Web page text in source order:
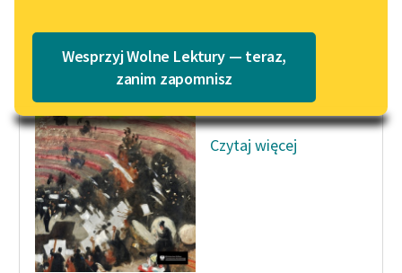
Lektury szkolne i klasyka
literatury do słuchania dla
uczennic i uczniów z
niepełnosprawnościami
E-kolekcja lektur
szkolnych i literatury do
słuchania dla uczennic i
uczniów z
niepełnosprawnościami
Katalog w formacie PDF
Wesprzyj Wolne Lektury — teraz,
zanim zapomnisz
Konstanty Ildefons
Gałczyński
Bal u Salomona
Czytaj więcej